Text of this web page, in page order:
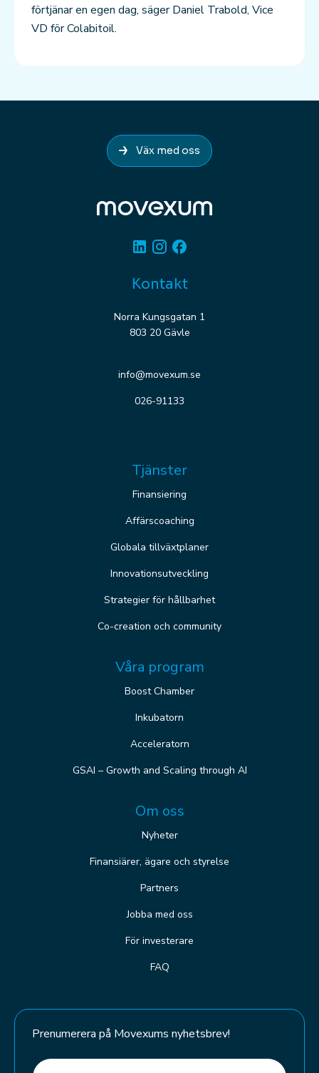
förtjänar en egen dag, säger Daniel Trabold, Vice
VD för Colabitoil.
Väx med oss
LinkedinInstagram
Kontakt
Norra Kungsgatan 1
803 20 Gävle
info@movexum.se
026-91133
Tjänster
Finansiering
Affärscoaching
Globala tillväxtplaner
Innovationsutveckling
Strategier för hållbarhet
Co-creation och community
Våra program
Boost Chamber
Inkubatorn
Acceleratorn
GSAI – Growth and Scaling through AI
Om oss
Nyheter
Finansiärer, ägare och styrelse
Partners
Jobba med oss
För investerare
FAQ
Prenumerera på Movexums nyhetsbrev!
E-post